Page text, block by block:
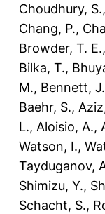
Choudhury, S.,
Chang, P.,
Browder, T. E.,
Bilka, T.,
M., Bennett, J.
Baehr, S.,
L., Aloisio, A.,
Watson, I.,
Tayduganov,
Shimizu, Y.,
Schacht, S.,